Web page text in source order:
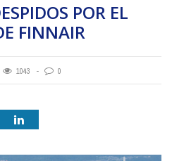
POR EL
FINNAIR
1043 0